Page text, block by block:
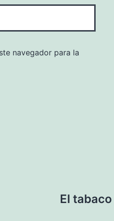
navegador para la
El